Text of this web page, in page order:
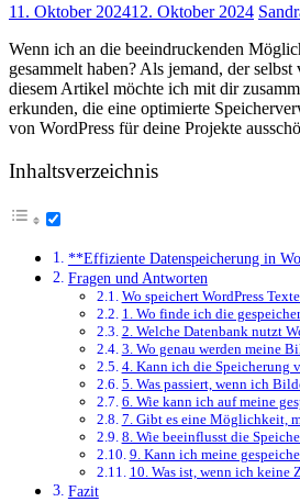
11. Oktober 202412. Oktober 2024
Wenn⁣ ich an die beeindruckenden
gesammelt⁤ haben? Als jemand, der
diesem Artikel möchte ich mit dir
erkunden, die⁢ eine​ optimierte
von WordPress für ‌deine ⁤Projekte⁤
Inhaltsverzeichnis
**Effiziente Datenspeicherung in​
Fragen und⁤ Antworten
Wo speichert ‍WordPress
1. ‌Wo ⁢finde ⁣ich die
2. Welche Datenbank nutzt
3. Wo genau ​werden meine
4. Kann ich die ‌Speicherung
5. Was passiert, ⁢wenn ​ich
6. Wie kann ich auf meine
7. Gibt ‍es ​eine Möglichkeit,
8. Wie beeinflusst die
9.‌ Kann ich meine
10. Was ist, wenn ich keine
Fazit